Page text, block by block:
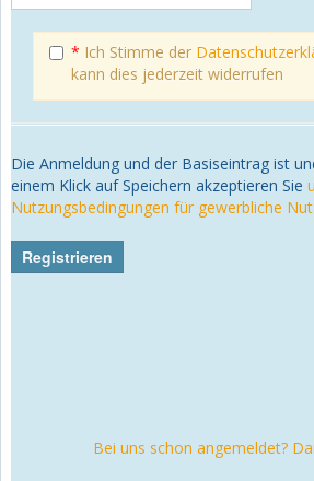
* Ich Stimme der
kann dies jederzeit widerrufen
Die Anmeldung und der Basiseintrag ist
einem Klick auf Speichern akzeptieren Sie
Nutzungsbedingungen für gewerbliche
Bei uns schon angemeldet?